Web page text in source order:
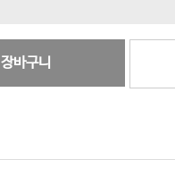
장바구니